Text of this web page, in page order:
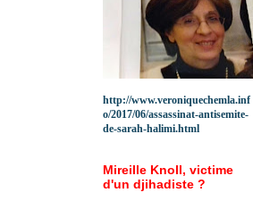
http://www.veroniquechemla.inf
o/2017/06/assassinat-antisemite-
de-sarah-halimi.html
Mireille Knoll, victime
d'un djihadiste ?